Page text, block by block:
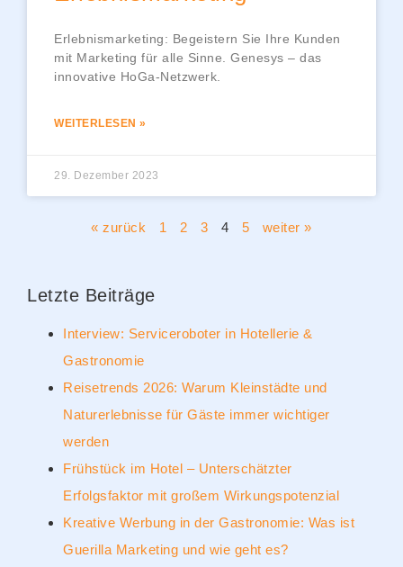
Erlebnismarketing: Begeistern Sie Ihre Kunden
mit Marketing für alle Sinne. Genesys – das
innovative HoGa-Netzwerk.
WEITERLESEN »
29. Dezember 2023
« zurück 1 2 3 4 5 weiter »
Letzte Beiträge
Interview: Serviceroboter in Hotellerie &
Gastronomie
Reisetrends 2026: Warum Kleinstädte und
Naturerlebnisse für Gäste immer wichtiger
werden
Frühstück im Hotel – Unterschätzter
Erfolgsfaktor mit großem Wirkungspotenzial
Kreative Werbung in der Gastronomie: Was ist
Guerilla Marketing und wie geht es?